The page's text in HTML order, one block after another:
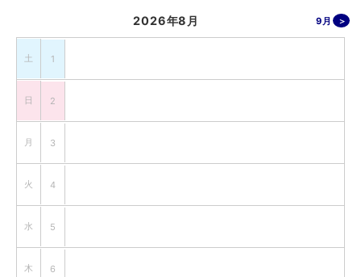
2026年8月 9月
土 1
日 2
月 3
火 4
水 5
木 6